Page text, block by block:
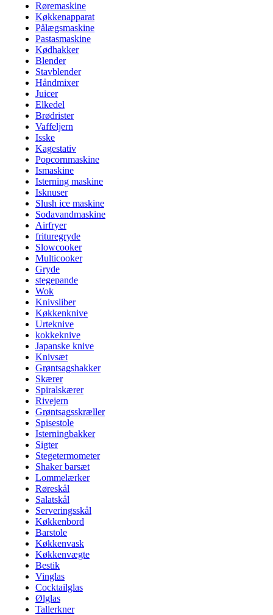
Røremaskine
Køkkenapparat
Pålægsmaskine
Pastasmaskine
Kødhakker
Blender
Stavblender
Håndmixer
Juicer
Elkedel
Brødrister
Vaffeljern
Isske
Kagestativ
Popcornmaskine
Ismaskine
Isterning maskine
Isknuser
Slush ice maskine
Sodavandmaskine
Airfryer
frituregryde
Slowcooker
Multicooker
Gryde
stegepande
Wok
Knivsliber
Køkkenknive
Urteknive
kokkeknive
Japanske knive
Knivsæt
Grøntsagshakker
Skærer
Spiralskærer
Rivejern
Grøntsagsskræller
Spisestole
Isterningbakker
Sigter
Stegetermometer
Shaker barsæt
Lommelærker
Røreskål
Salatskål
Serveringsskål
Køkkenbord
Barstole
Køkkenvask
Køkkenvægte
Bestik
Vinglas
Cocktailglas
Ølglas
Tallerkner